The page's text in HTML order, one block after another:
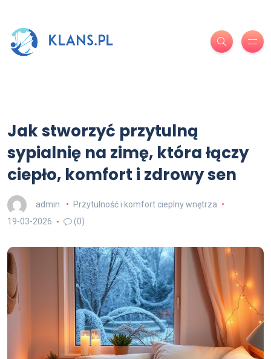
Jak stworzyć przytulną
sypialnię na zimę, która łączy
ciepło, komfort i zdrowy sen
admin
Przytulność i komfort cieplny wnętrza
19-03-2026
(0)